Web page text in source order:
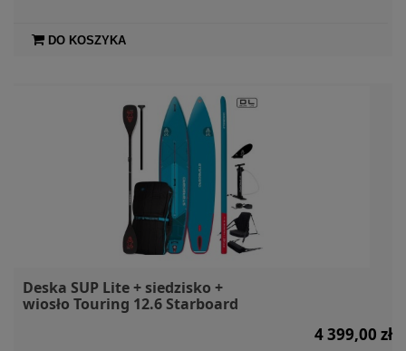
DO KOSZYKA
Deska SUP Lite + siedzisko +
wiosło Touring 12.6 Starboard
4 399,00 zł